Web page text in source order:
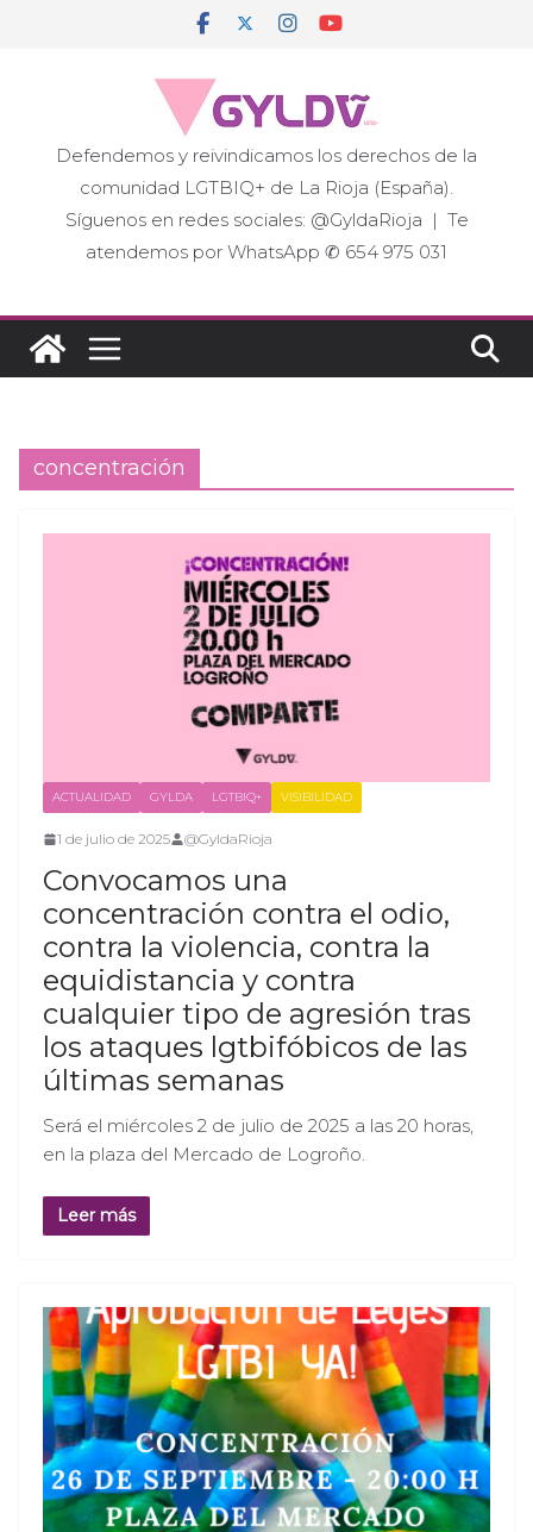
Defendemos y reivindicamos los derechos de la
comunidad LGTBIQ+ de La Rioja (España).
Síguenos en redes sociales: @GyldaRioja | Te
atendemos por WhatsApp ✆ 654 975 031
concentración
ACTUALIDAD GYLDA LGTBIQ+ VISIBILIDAD
1 de julio de 2025 @GyldaRioja
Convocamos una
concentración contra el odio,
contra la violencia, contra la
equidistancia y contra
cualquier tipo de agresión tras
los ataques lgtbifóbicos de las
últimas semanas
Será el miércoles 2 de julio de 2025 a las 20 horas,
en la plaza del Mercado de Logroño.
Leer más